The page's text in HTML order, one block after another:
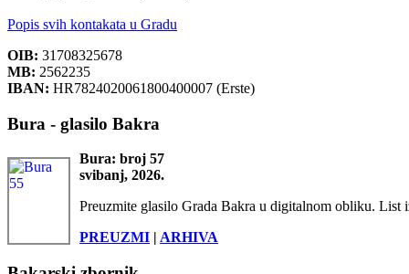
Popis svih kontakata u Gradu
OIB: 31708325678
MB: 2562235
IBAN: HR7824020061800400007 (Erste)
Bura - glasilo Bakra
Bura: broj 57
svibanj, 2026.
Preuzmite glasilo Grada Bakra u digitalnom obliku. List
PREUZMI | ARHIVA